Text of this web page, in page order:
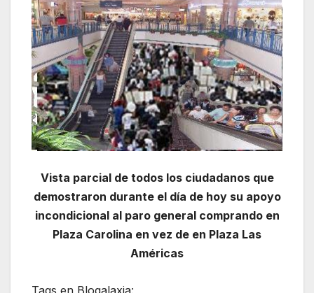
Vista parcial de todos los ciudadanos que
demostraron durante el día de hoy su apoyo
incondicional al paro general comprando en
Plaza Carolina en vez de en Plaza Las
Américas
Tags en Blogalaxia: